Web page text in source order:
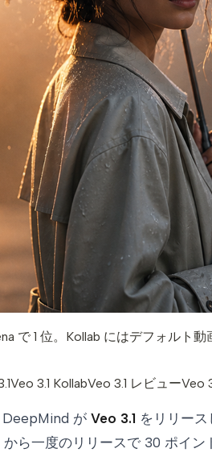
で 1 位。Kollab にはデフォル
Veo 3.1 KollabVeo 3.1 レビューVeo
が Veo 3.1 をリリース
から一度のリリースで 30 ポイ